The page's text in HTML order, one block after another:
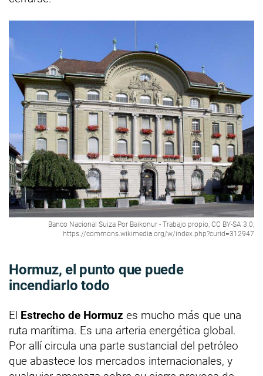
Banco Nacional Suiza Por Baikonur - Trabajo propio, CC BY-SA 3.0,
https://commons.wikimedia.org/w/index.php?curid=312947
Hormuz, el punto que puede
incendiarlo todo
El Estrecho de Hormuz es mucho más que una
ruta marítima. Es una arteria energética global.
Por allí circula una parte sustancial del petróleo
que abastece los mercados internacionales, y